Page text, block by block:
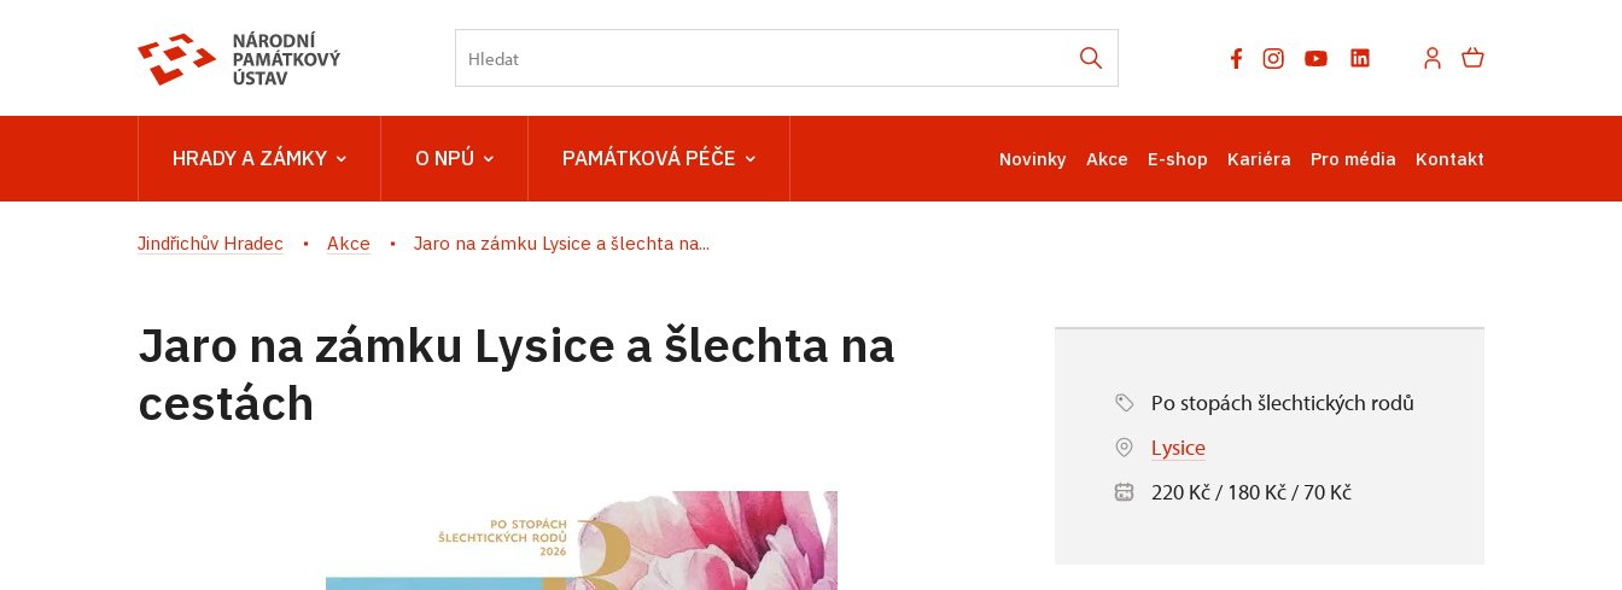
HRADY A ZÁMKY O NPÚ PAMÁTKOVÁ PÉČE Novinky Akce E-shop Kariéra Pro média Kontakt
Jindřichův Hradec Akce Jaro na zámku Lysice a šlechta na...
Jaro na zámku Lysice a šlechta na
cestách
Po stopách šlechtických rodů
Lysice
220 Kč / 180 Kč / 70 Kč